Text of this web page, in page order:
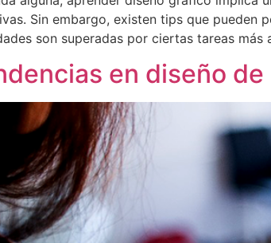
Sin embargo, existen tips que pueden
son superadas por ciertas tareas
en diseño